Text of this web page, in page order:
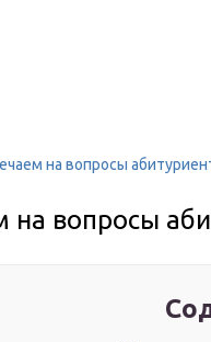
на вопросы
на вопросы